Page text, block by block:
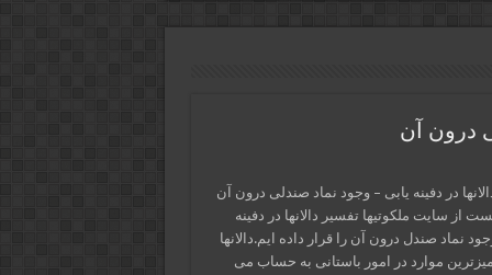
درون آن
در دفینه یابی – وجود نماد صندلی درون آن
از سایت ملکوتیها تفسیر دالانها در دفینه
نماد صندل درون آن را قرار داده ایم.دالانها
موارد در امور باستانی به حساب می